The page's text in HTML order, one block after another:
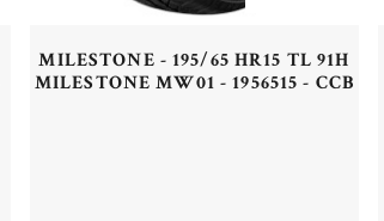
MILESTONE - 195/65 HR15 TL 91H
MILESTONE MW01 - 1956515 - CCB